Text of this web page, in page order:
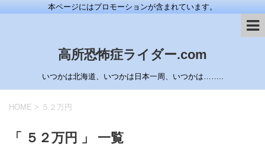
本ページにはプロモーションが含まれています。
高所恐怖症ライダー.com
いつかは北海道、いつかは日本一周、いつかは……..
HOME > ５２万円
「 ５２万円 」 一覧